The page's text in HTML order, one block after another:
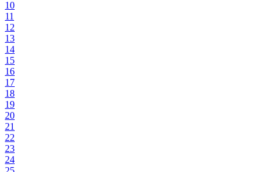
10
11
12
13
14
15
16
17
18
19
20
21
22
23
24